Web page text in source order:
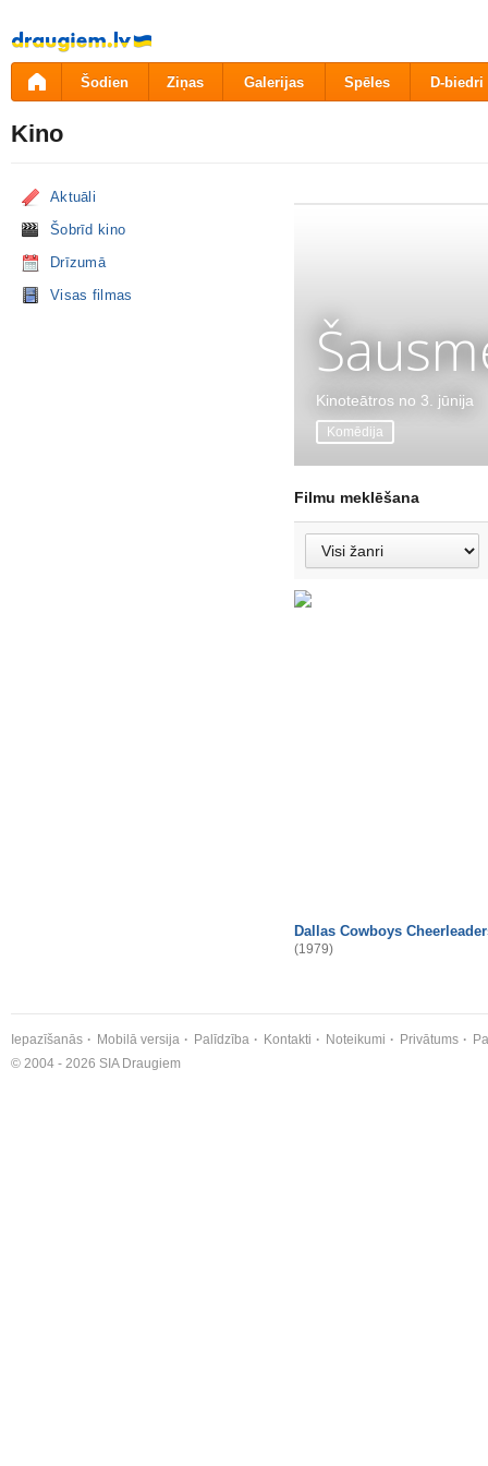
Pāriet
uz
saturu
Šodien Ziņas Galerijas Spēles D-biedri
Kino
Aktuāli
Šobrīd kino
Drīzumā
Visas filmas
Kinoteātros no 3. jūnija
Komēdija
Filmu meklēšana
Dallas Cowboys
(1979)
Iepazīšanās Mobilā versija Palīdzība Kontakti Noteikumi Privātums
© 2004 - 2026 SIA Draugiem